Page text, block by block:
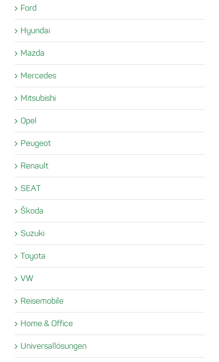
Ford
Hyundai
Mazda
Mercedes
Mitsubishi
Opel
Peugeot
Renault
SEAT
Škoda
Suzuki
Toyota
VW
Reisemobile
Home & Office
Universallösungen